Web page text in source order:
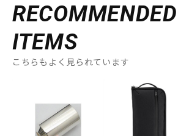
RECOMMENDED
ITEMS
こちらもよく見られています